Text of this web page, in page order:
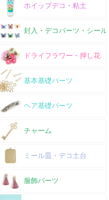
ホイップデコ・粘土
封入・デコパーツ・シール
ドライフラワー・押し花
基本基礎パーツ
ヘア基礎パーツ
チャーム
ミール皿・デコ土台
服飾パーツ